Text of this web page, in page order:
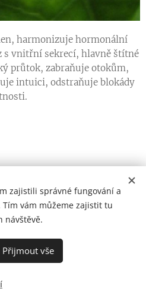
harmonizuje hormonální
s vnitřní sekrecí, hlavně štítné
průtok, zabraňuje otokům,
intuici, odstraňuje blokády
KOŠÍKU
Cookies
English
zajistili správné fungování a
vám můžeme zajistit tu
návštěvě.
Přijmout vše